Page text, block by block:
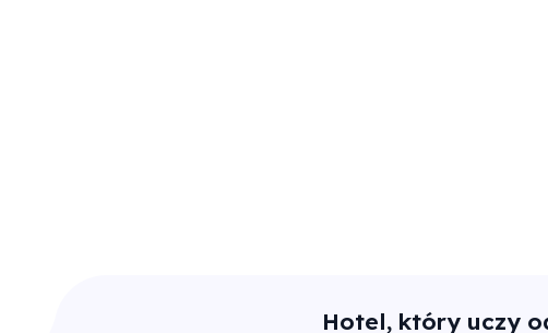
Hotel, który uczy